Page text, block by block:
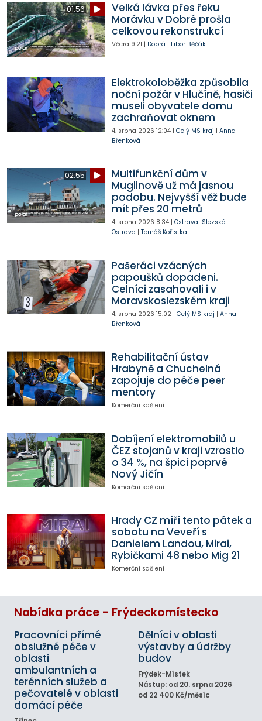
01:56
Velká lávka přes řeku
Morávku v Dobré prošla
celkovou rekonstrukcí
Včera 9:21 | Dobrá | Libor Běčák
Elektrokoloběžka způsobila
noční požár v Hlučíně, hasiči
museli obyvatele domu
zachraňovat oknem
4. srpna 2026 12:04| Celý MS kraj | Anna
Břenková
02:55
Multifunkční dům v
Muglinově už má jasnou
podobu. Nejvyšší věž bude
mít přes 20 metrů
4. srpna 2026 8:34| Ostrava-Slezská
Ostrava | Tomáš Kořistka
Pašeráci vzácných
papoušků dopadeni.
Celníci zasahovali i v
Moravskoslezském kraji
4. srpna 2026 15:02| Celý MS kraj | Anna
Břenková
Rehabilitační ústav
Hrabyně a Chuchelná
zapojuje do péče peer
mentory
Komerční sdělení
Dobíjení elektromobilů u
ČEZ stojanů v kraji vzrostlo
o 34 %, na špici poprvé
Nový Jičín
Komerční sdělení
Hrady CZ míří tento pátek a
sobotu na Veveří s
Danielem Landou, Mirai,
Rybičkami 48 nebo Mig 21
Komerční sdělení
Nabídka práce - Frýdeckomístecko
Pracovníci přímé
obslužné péče v
oblasti
ambulantních a
terénních služeb a
pečovatelé v oblasti
domácí péče
Dělníci v oblasti
výstavby a údržby
budov
Frýdek-Místek
Nástup: od 20. srpna 2026
od 22 400 Kč/měsíc